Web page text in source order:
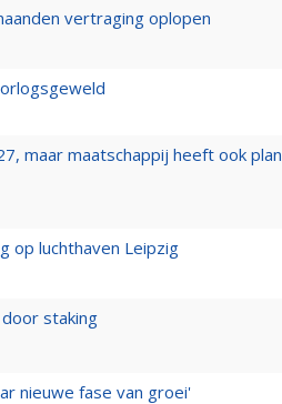
vertraging oplopen
maar maatschappij heeft ook plan
op luchthaven Leipzig
staking
nieuwe fase van groei'